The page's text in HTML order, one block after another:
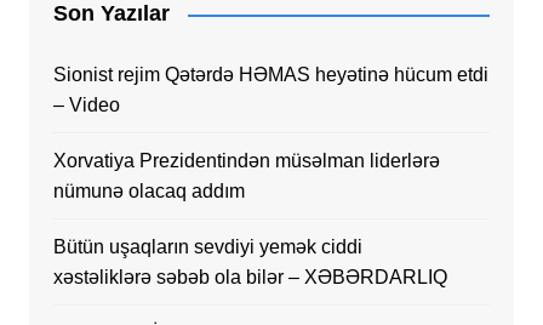
Son Yazılar
Sionist rejim Qətərdə HƏMAS heyətinə hücum etdi
– Video
Xorvatiya Prezidentindən müsəlman liderlərə
nümunə olacaq addım
Bütün uşaqların sevdiyi yemək ciddi
xəstəliklərə səbəb ola bilər – XƏBƏRDARLIQ